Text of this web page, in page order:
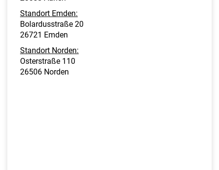
Standort Emden:
Bolardusstraße 20
26721 Emden
Standort Norden:
Osterstraße 110
26506 Norden